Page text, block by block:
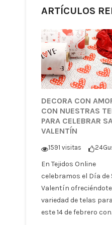
ARTÍCULOS
DECORA CON
CON NUESTRAS
PARA CELEBRAR
VALENTÍN
1591 visitas 24
En Tejidos Online
celebramos el Día de
Valentín
variedad de telas para
este 14 de febrero